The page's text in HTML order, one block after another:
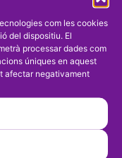
com les cookies
del dispositiu. El
processar dades com
úniques en aquest
afectar negativament